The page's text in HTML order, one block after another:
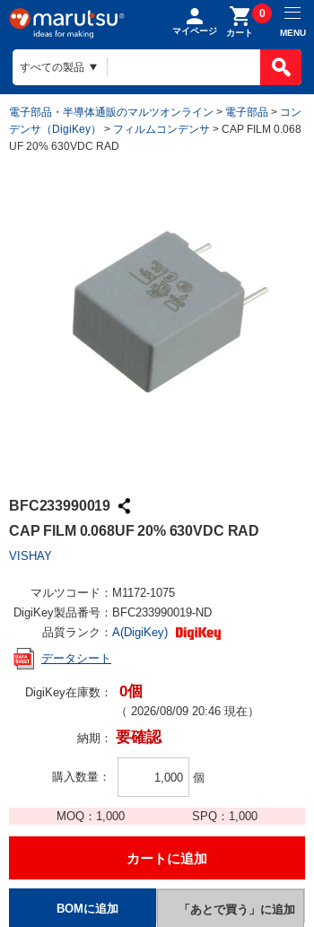
マイページ カート
0
MENU
電子部品・半導体通販のマルツオンライン > 電子部品 > コン
デンサ（DigiKey）
> フィルムコンデンサ > CAP FILM 0.068
UF 20% 630VDC RAD
BFC233990019
CAP FILM 0.068UF 20% 630VDC RAD
VISHAY
マルツコード： M1172-1075
DigiKey製品番号： BFC233990019-ND
品質ランク： A(DigiKey)
データシート
DigiKey在庫数： 0個
（ 2026/08/09 20:46 現在）
納期： 要確認
購入数量 個
MOQ： 1,000 SPQ： 1,000